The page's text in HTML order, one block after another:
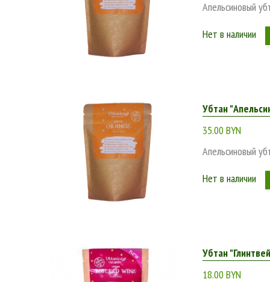
Апельсиновый
Нет в наличии
Убтан
35.00 BYN
Апельсиновый
Нет в наличии
Убтан
18.00 BYN